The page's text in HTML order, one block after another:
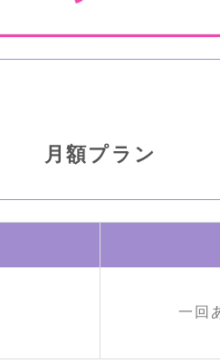
月額プラン
一回